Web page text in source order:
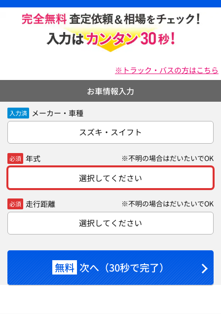
※トラック・バスの方はこちら
お車情報入力
入力済 メーカー・車種
スズキ・スイフト
必須 年式 ※不明の場合はだいたいでOK
選択してください
必須 走行距離 ※不明の場合はだいたいでOK
選択してください
無料 次へ（30秒で完了）